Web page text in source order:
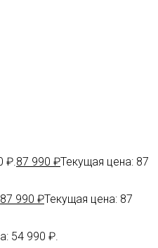
₽. 87 990 ₽Текущая цена: 87
87 990 ₽Текущая цена: 87
54 990 ₽.